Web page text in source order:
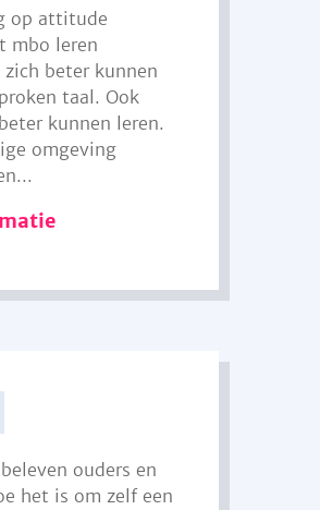
op attitude
mbo leren
zich beter kunnen
taal. Ook
kunnen leren.
omgeving
ouders en
het is om zelf een